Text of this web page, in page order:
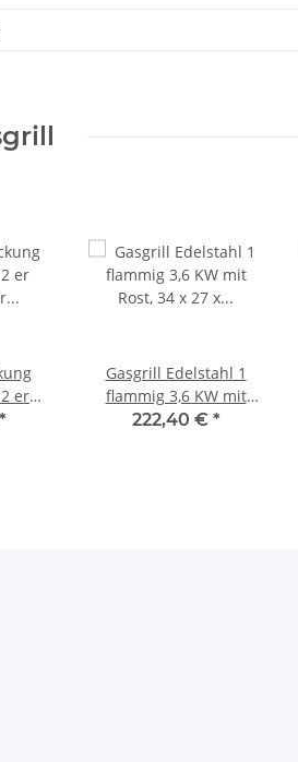
er
*
Gasgrill Edelstahl 1
flammig 3,6 KW mit
Rost, 34 x 27 x 53 cm
222,40 € *